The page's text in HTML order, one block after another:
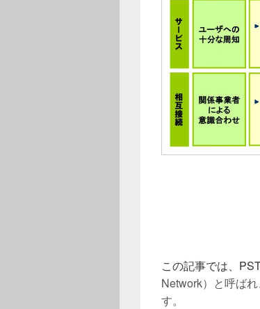
この記事では、
Network）と呼ば
す。